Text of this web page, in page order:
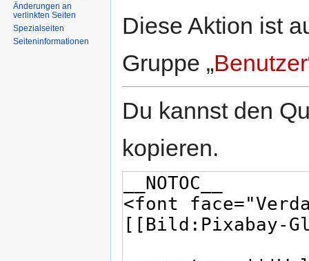
Diese Aktion ist
Gruppe „Benutzer
Du kannst den
kopieren.
Änderungen an
verlinkten Seiten
Spezialseiten
Seiten­informationen